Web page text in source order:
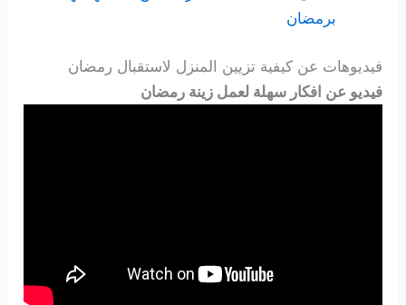
برمضان
فيديوهات عن كيفية تزيين المنزل لاستقبال رمضان
فيديو عن افكار سهلة لعمل زينة رمضان